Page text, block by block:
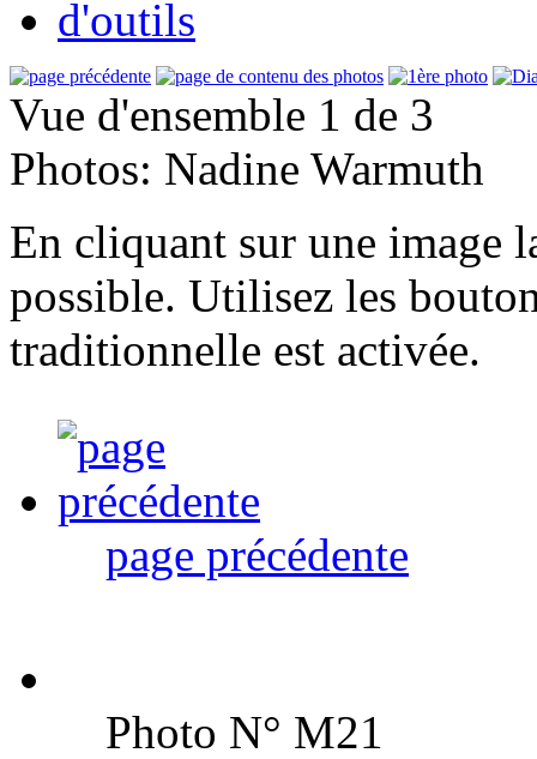
Vue d'ensemble 1 de 3
Photos: Nadine Warmuth
En cliquant sur une image
possible. Utilisez les
traditionnelle est activée.
page précédente
Photo N° M21